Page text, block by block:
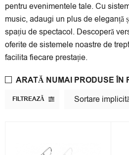
pentru evenimentele tale. Cu
music, adaugi un plus de eleganță
spațiu de spectacol. Descoperă
oferite de sistemele noastre de
facilita fiecare prestație.
FILTREAZĂ Sortare
ARATĂ NUMAI PRODUSE ÎN